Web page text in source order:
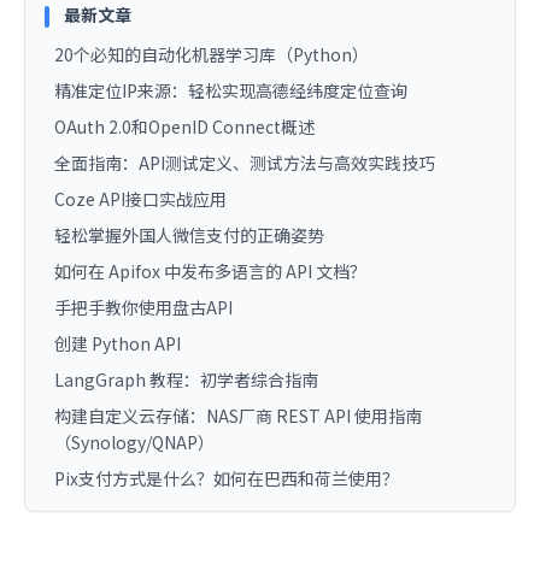
最新文章
20个必知的自动化机器学习库（Python）
精准定位IP来源：轻松实现高德经纬度定位查询
OAuth 2.0和OpenID Connect概述
全面指南：API测试定义、测试方法与高效实践技巧
Coze API接口实战应用
轻松掌握外国人微信支付的正确姿势
如何在 Apifox 中发布多语言的 API 文档？
手把手教你使用盘古API
创建 Python API
LangGraph 教程：初学者综合指南
构建自定义云存储：NAS厂商 REST API 使用指南
（Synology/QNAP）
Pix支付方式是什么？如何在巴西和荷兰使用？